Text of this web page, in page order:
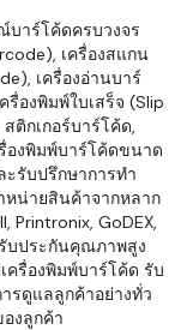
บาร์โค้ดครบวงจร
เครื่องสแกน
เครื่องอ่านบาร์
องพิมพ์ใบเสร็จ (Slip
ติกเกอร์บาร์โค้ด,
องพิมพ์บาร์โค้ดขนาด
ะรับปรึกษาการทำ
น่ายสินค้าจากหลาก
Printronix, GoDEX,
บประกันคุณภาพสูง
ครื่องพิมพ์บาร์โค้ด รับ
รดูแลลูกค้าอย่างทั่ว
งลูกค้า